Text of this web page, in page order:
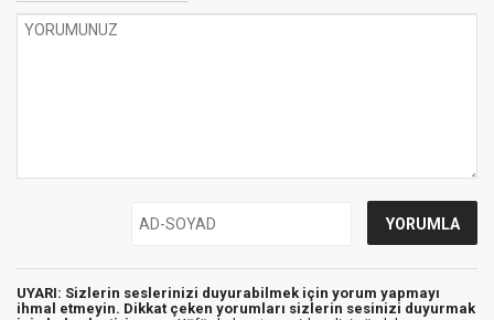
UYARI: Sizlerin seslerinizi duyurabilmek için yorum yapmayı
ihmal etmeyin. Dikkat çeken yorumları sizlerin sesinizi duyurmak